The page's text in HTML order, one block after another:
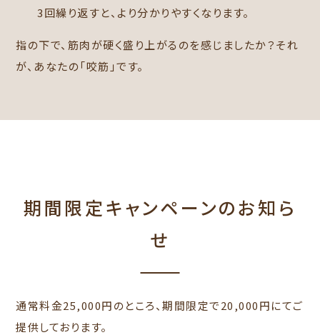
3回繰り返すと、より分かりやすくなります。
指の下で、筋肉が硬く盛り上がるのを感じましたか？それ
が、あなたの「咬筋」です。
期間限定キャンペーンのお知ら
せ
通常料金25,000円のところ、期間限定で20,000円にてご
提供しております。